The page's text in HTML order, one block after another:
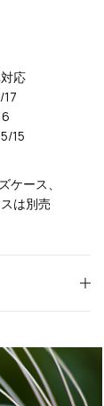
応
15
ケース、
は別売